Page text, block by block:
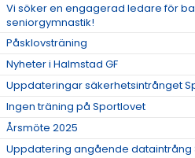
Vi söker en engagerad ledare för
seniorgymnastik!
Påsklovsträning
Nyheter i Halmstad GF
Uppdateringar säkerhetsintrånget
Ingen träning på Sportlovet
Årsmöte 2025
Uppdatering angående dataintrång